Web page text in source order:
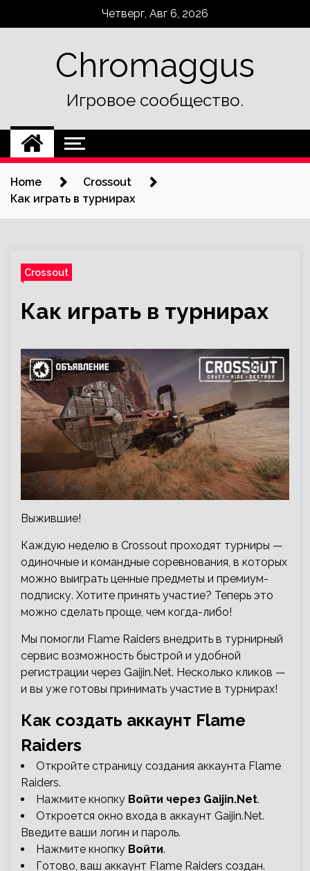
Четверг, Авг 6, 2026
Chromaggus
Игровое сообщество.
Home
Crossout
Как играть в турнирах
Crossout
Как играть в турнирах
Выжившие!
Каждую неделю в Crossout проходят турниры —
одиночные и командные соревнования, в которых
можно выиграть ценные предметы и премиум-
подписку. Хотите принять участие? Теперь это
можно сделать проще, чем когда-либо!
Мы помогли Flame Raiders внедрить в турнирный
сервис возможность быстрой и удобной
регистрации через Gaijin.Net. Несколько кликов —
и вы уже готовы принимать участие в турнирах!
Как создать аккаунт Flame
Raiders
Откройте страницу создания аккаунта Flame
Raiders.
Нажмите кнопку Войти через Gaijin.Net.
Откроется окно входа в аккаунт Gaijin.Net.
Введите ваши логин и пароль.
Нажмите кнопку Войти.
Готово, ваш аккаунт Flame Raiders создан.